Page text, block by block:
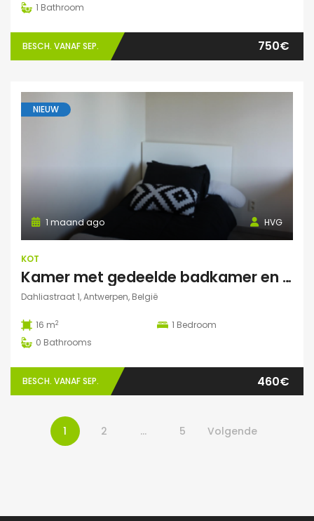
1 Bathroom
BESCH. VANAF SEP. 750€
NIEUW
HVG
1 maand ago
KOT
Kamer met gedeelde badkamer en keuken
Dahliastraat 1, Antwerpen, België
16 m2 1 Bedroom
0 Bathrooms
BESCH. VANAF SEP. 460€
1 2 … 5 Volgende